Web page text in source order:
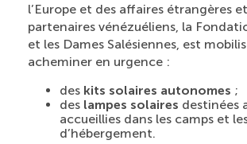
l’Europe et des affaires étrangères
partenaires vénézuéliens, la
et les Dames Salésiennes, est
acheminer en urgence :
des kits solaires autonomes ;
des lampes solaires destinées
accueillies dans les camps et
d’hébergement.